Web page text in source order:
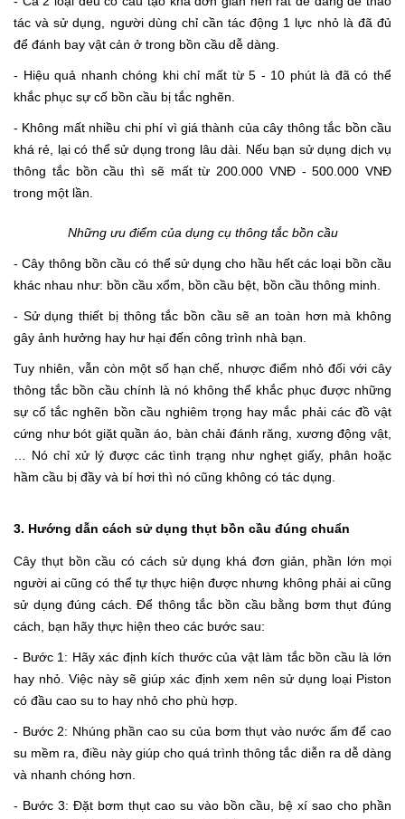
tác và sử dụng, người dùng chỉ cần tác động 1 lực nhỏ là đã đủ
để đánh bay vật cản ở trong bồn cầu dễ dàng.
- Hiệu quả nhanh chóng khi chỉ mất từ 5 - 10 phút là đã có thể
khắc phục sự cố bồn cầu bị tắc nghẽn.
- Không mất nhiều chi phí vì giá thành của cây thông tắc bồn cầu
khá rẻ, lại có thể sử dụng trong lâu dài. Nếu bạn sử dụng dịch vụ
thông tắc bồn cầu thì sẽ mất từ 200.000 VNĐ - 500.000 VNĐ
trong một lần.
Những ưu điểm của dụng cụ thông tắc bồn cầu
- Cây thông bồn cầu có thể sử dụng cho hầu hết các loại bồn cầu
khác nhau như: bồn cầu xổm, bồn cầu bệt, bồn cầu thông minh.
- Sử dụng thiết bị thông tắc bồn cầu sẽ an toàn hơn mà không
gây ảnh hưởng hay hư hại đến công trình nhà bạn.
Tuy nhiên, vẫn còn một số hạn chế, nhược điểm nhỏ đối với cây
thông tắc bồn cầu chính là nó không thể khắc phục được những
sự cố tắc nghẽn bồn cầu nghiêm trọng hay mắc phải các đồ vật
cứng như bót giặt quần áo, bàn chải đánh răng, xương động vật,
… Nó chỉ xử lý được các tình trạng như nghẹt giấy, phân hoặc
hầm cầu bị đầy và bí hơi thì nó cũng không có tác dụng.
3. Hướng dẫn cách sử dụng thụt bồn cầu đúng chuẩn
Cây thụt bồn cầu có cách sử dụng khá đơn giản, phần lớn mọi
người ai cũng có thể tự thực hiện được nhưng không phải ai cũng
sử dụng đúng cách. Để thông tắc bồn cầu bằng bơm thụt đúng
cách, bạn hãy thực hiện theo các bước sau:
- Bước 1: Hãy xác định kích thước của vật làm tắc bồn cầu là lớn
hay nhỏ. Việc này sẽ giúp xác định xem nên sử dụng loại Piston
có đầu cao su to hay nhỏ cho phù hợp.
- Bước 2: Nhúng phần cao su của bơm thụt vào nước ấm để cao
su mềm ra, điều này giúp cho quá trình thông tắc diễn ra dễ dàng
và nhanh chóng hơn.
- Bước 3: Đặt bơm thụt cao su vào bồn cầu, bệ xí sao cho phần